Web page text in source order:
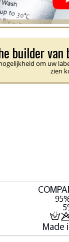
builder
om uw
zien
H